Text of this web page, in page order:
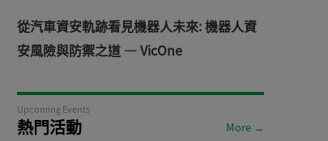
從汽車資安軌跡看見機器人未來: 機器人資
安風險與防禦之道 — VicOne
Upcoming Events
熱門活動 More →